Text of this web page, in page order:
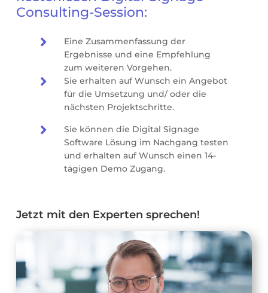
Consulting-Session:

Eine Zusammenfassung der
Ergebnisse und eine Empfehlung
zum weiteren Vorgehen.

Sie erhalten auf Wunsch ein Angebot
für die Umsetzung und/ oder die
nächsten Projektschritte.

Sie können die Digital Signage
Software Lösung im Nachgang testen
und erhalten auf Wunsch einen 14-
tägigen Demo Zugang.
Jetzt mit den Experten sprechen!